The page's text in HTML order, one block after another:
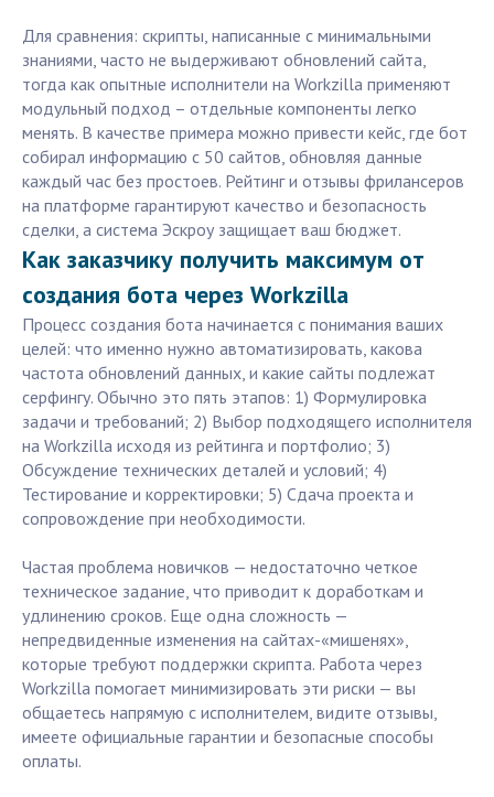
Для сравнения: скрипты, написанные с минимальными
знаниями, часто не выдерживают обновлений сайта,
тогда как опытные исполнители на Workzilla применяют
модульный подход – отдельные компоненты легко
менять. В качестве примера можно привести кейс, где бот
собирал информацию с 50 сайтов, обновляя данные
каждый час без простоев. Рейтинг и отзывы фрилансеров
на платформе гарантируют качество и безопасность
сделки, а система Эскроу защищает ваш бюджет.
Как заказчику получить максимум от
создания бота через Workzilla
Процесс создания бота начинается с понимания ваших
целей: что именно нужно автоматизировать, какова
частота обновлений данных, и какие сайты подлежат
серфингу. Обычно это пять этапов: 1) Формулировка
задачи и требований; 2) Выбор подходящего исполнителя
на Workzilla исходя из рейтинга и портфолио; 3)
Обсуждение технических деталей и условий; 4)
Тестирование и корректировки; 5) Сдача проекта и
сопровождение при необходимости.
Частая проблема новичков — недостаточно четкое
техническое задание, что приводит к доработкам и
удлинению сроков. Еще одна сложность —
непредвиденные изменения на сайтах-«мишенях»,
которые требуют поддержки скрипта. Работа через
Workzilla помогает минимизировать эти риски — вы
общаетесь напрямую с исполнителем, видите отзывы,
имеете официальные гарантии и безопасные способы
оплаты.